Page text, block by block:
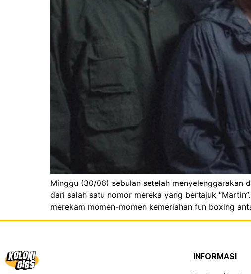
Minggu (30/06) sebulan setelah menyelenggarakan
dari salah satu nomor mereka yang bertajuk
merekam momen-momen kemeriahan fun boxing
INFORMASI